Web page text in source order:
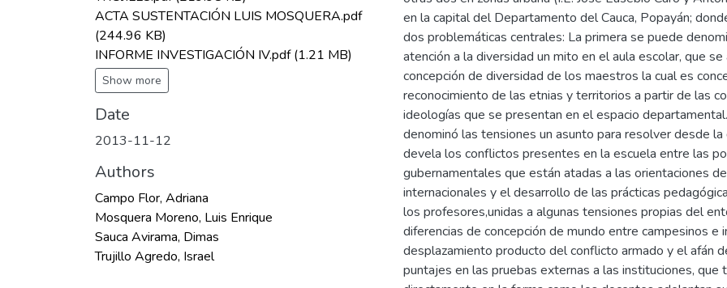
ACTA SUSTENTACIÓN LUIS MOSQUERA.pdf
(244.96 KB)
INFORME INVESTIGACIÓN IV.pdf(1.21 MB)
Show more
Date
2013-11-12
Authors
Campo Flor, Adriana
Mosquera Moreno, Luis Enrique
Sauca Avirama, Dimas
Trujillo Agredo, Israel
en la capital del Departamento del Cauca, Popayán;
dos problemáticas centrales: La primera se puede
atención a la diversidad un mito en el aula escolar, que se
concepción de diversidad de los maestros la cual es
reconocimiento de las etnias y territorios a partir de las
ideologías que se presentan en el espacio
denominó las tensiones un asunto para resolver desde la
devela los conflictos presentes en la escuela entre las
gubernamentales que están atadas a las orientaciones
internacionales y el desarrollo de las prácticas
los profesores,unidas a algunas tensiones propias del
diferencias de concepción de mundo entre campesinos e
desplazamiento producto del conflicto armado y el afán
puntajes en las pruebas externas a las instituciones, que